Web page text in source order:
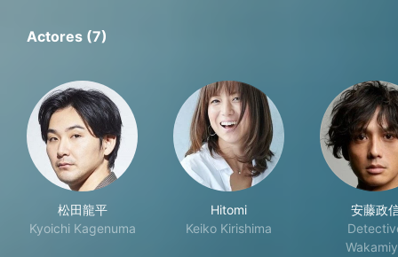
Actores (7)
松田龍平
Kyoichi Kagenuma
Hitomi
Keiko Kirishima
安藤政